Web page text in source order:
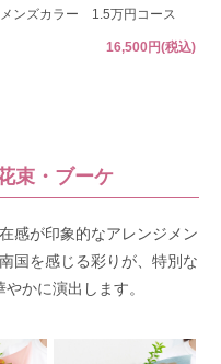
メンズカラー 1.5万円コース
16,500円(税込)
束・ブーケ
感が印象的なアレンジメン
国を感じる彩りが、特別な
かに演出します。